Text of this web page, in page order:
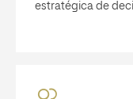
estratégica de